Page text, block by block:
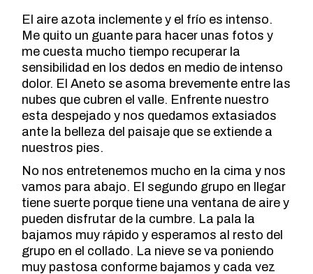
El aire azota inclemente y el frío es intenso.
Me quito un guante para hacer unas fotos y
me cuesta mucho tiempo recuperar la
sensibilidad en los dedos en medio de intenso
dolor. El Aneto se asoma brevemente entre las
nubes que cubren el valle. Enfrente nuestro
esta despejado y nos quedamos extasiados
ante la belleza del paisaje que se extiende a
nuestros pies.
No nos entretenemos mucho en la cima y nos
vamos para abajo. El segundo grupo en llegar
tiene suerte porque tiene una ventana de aire y
pueden disfrutar de la cumbre. La pala la
bajamos muy rápido y esperamos al resto del
grupo en el collado. La nieve se va poniendo
muy pastosa conforme bajamos y cada vez